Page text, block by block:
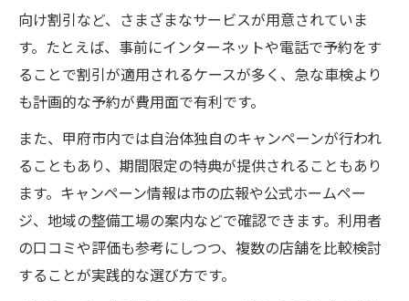
向け割引など、さまざまなサービスが用意されていま
す。たとえば、事前にインターネットや電話で予約をす
ることで割引が適用されるケースが多く、急な車検より
も計画的な予約が費用面で有利です。
また、甲府市内では自治体独自のキャンペーンが行われ
ることもあり、期間限定の特典が提供されることもあり
ます。キャンペーン情報は市の広報や公式ホームペー
ジ、地域の整備工場の案内などで確認できます。利用者
の口コミや評価も参考にしつつ、複数の店舗を比較検討
することが実践的な選び方です。